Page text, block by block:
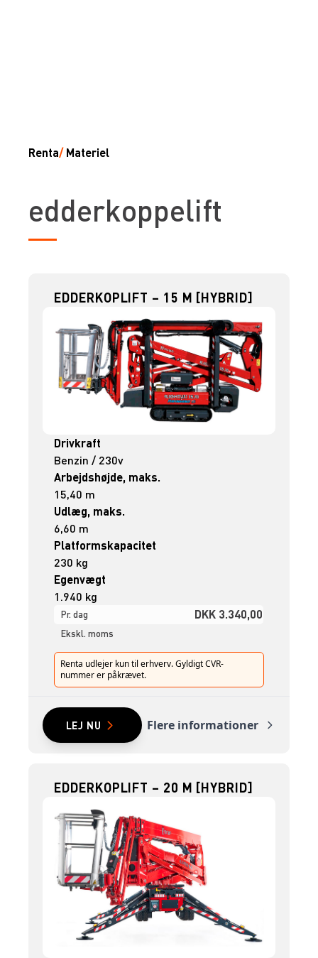
Renta/ Materiel
edderkoppelift
EDDERKOPLIFT – 15 M [HYBRID]
Drivkraft
Benzin / 230v
Arbejdshøjde, maks.
15,40 m
Udlæg, maks.
6,60 m
Platformskapacitet
230 kg
Egenvægt
1.940 kg
Pr. dag DKK 3.340,00
Ekskl. moms
Renta udlejer kun til erhverv. Gyldigt CVR-
nummer er påkrævet.
LEJ NU Flere informationer
EDDERKOPLIFT – 20 M [HYBRID]